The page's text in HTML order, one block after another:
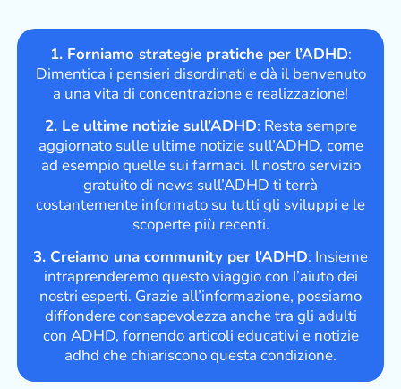
1. Forniamo strategie pratiche per l’ADHD:
Dimentica i pensieri disordinati e dà il benvenuto
a una vita di concentrazione e realizzazione!
2. Le ultime notizie sull’ADHD: Resta sempre
aggiornato sulle ultime notizie sull’ADHD, come
ad esempio quelle sui farmaci. Il nostro servizio
gratuito di news sull’ADHD ti terrà
costantemente informato su tutti gli sviluppi e le
scoperte più recenti.
3. Creiamo una community per l’ADHD: Insieme
intraprenderemo questo viaggio con l’aiuto dei
nostri esperti. Grazie all’informazione, possiamo
diffondere consapevolezza anche tra gli adulti
con ADHD, fornendo articoli educativi e notizie
adhd che chiariscono questa condizione.